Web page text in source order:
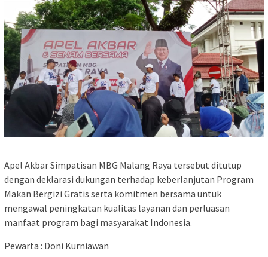
Apel Akbar Simpatisan MBG Malang Raya tersebut ditutup
dengan deklarasi dukungan terhadap keberlanjutan Program
Makan Bergizi Gratis serta komitmen bersama untuk
mengawal peningkatan kualitas layanan dan perluasan
manfaat program bagi masyarakat Indonesia.
Pewarta : Doni Kurniawan